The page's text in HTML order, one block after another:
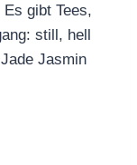
gibt Tees,
still, hell
Jasmin